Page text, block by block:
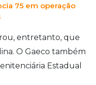
75 em operação
entretanto, que
O Gaeco também
Estadual